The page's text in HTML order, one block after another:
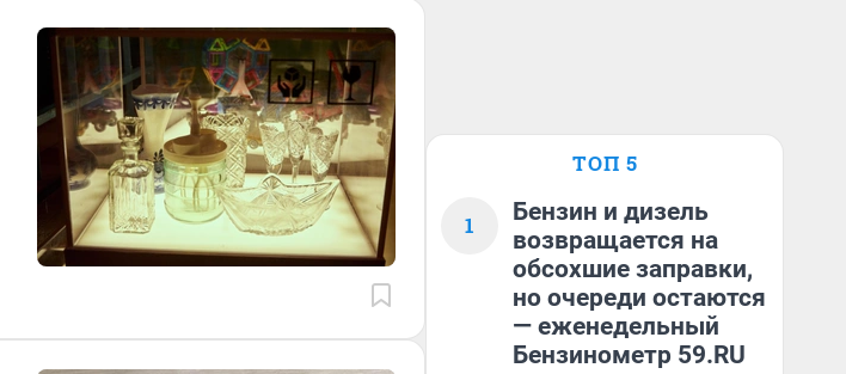
ТОП 5
1
Бензин и дизель
возвращается на
обсохшие заправки,
но очереди остаются
— еженедельный
Бензинометр 59.RU